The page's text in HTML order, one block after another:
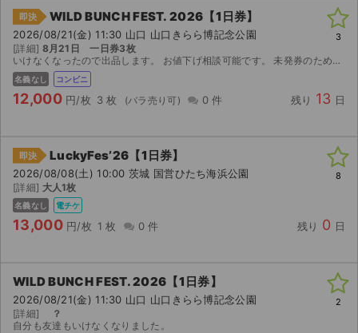
即決 WILD BUNCH FEST. 2026【1日券】
2026/08/21(金) 11:30 山口 山口きらら博記念公園
[詳細] 8月21日 一日券3枚
いけなくなったので出品します。 お値下げ相談可能です。 未発券のため番号をお伝えします。
名義なし コンビニ
12,000 円/枚 3 枚 0 件 残り 13 日
3
即決 LuckyFes’26【1日券】
2026/08/08(土) 10:00 茨城 国営ひたち海浜公園
[詳細] 大人1枚
名義なし 電チケ
13,000 円/枚 1 枚 0 件 残り 0 日
8
WILD BUNCH FEST. 2026【1日券】
2026/08/21(金) 11:30 山口 山口きらら博記念公園
[詳細]
？
自分も友達もいけなくなりました。
2